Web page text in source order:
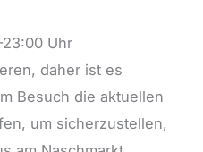
Uhr
daher ist es
Besuch die aktuellen
um sicherzustellen,